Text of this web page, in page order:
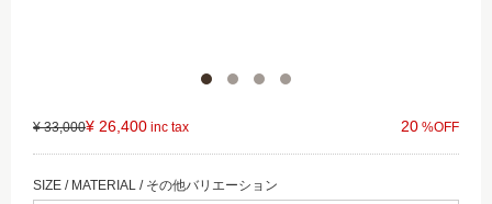
¥ 33,000¥ 26,400 20